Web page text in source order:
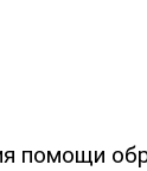
помощи